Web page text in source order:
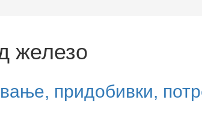
железо
придобивки,